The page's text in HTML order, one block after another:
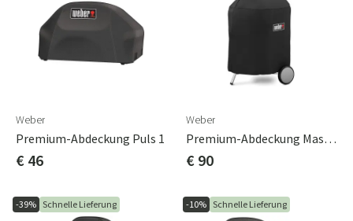
Weber
Premium-Abdeckung Puls 1
€ 46
Weber
Premium-Abdeckung Mastertouch 57 Cm
€ 90
-39% Schnelle Lieferung -10% Schnelle Lieferung